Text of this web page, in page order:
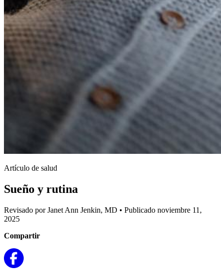
Artículo de salud
Sueño y rutina
Revisado por Janet Ann Jenkin, MD • Publicado noviembre 11,
2025
Compartir